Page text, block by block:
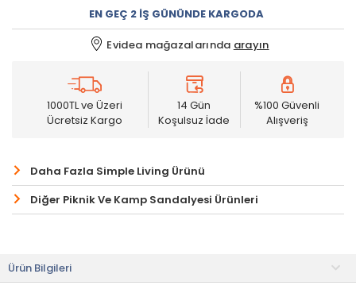
EN GEÇ 2 İŞ GÜNÜNDE KARGODA
Evidea mağazalarında arayın
1000TL ve Üzeri
Ücretsiz Kargo
14 Gün
Koşulsuz İade
%100 Güvenli
Alışveriş
Daha Fazla Simple Living Ürünü
Diğer Piknik Ve Kamp Sandalyesi Ürünleri
Ürün Bilgileri